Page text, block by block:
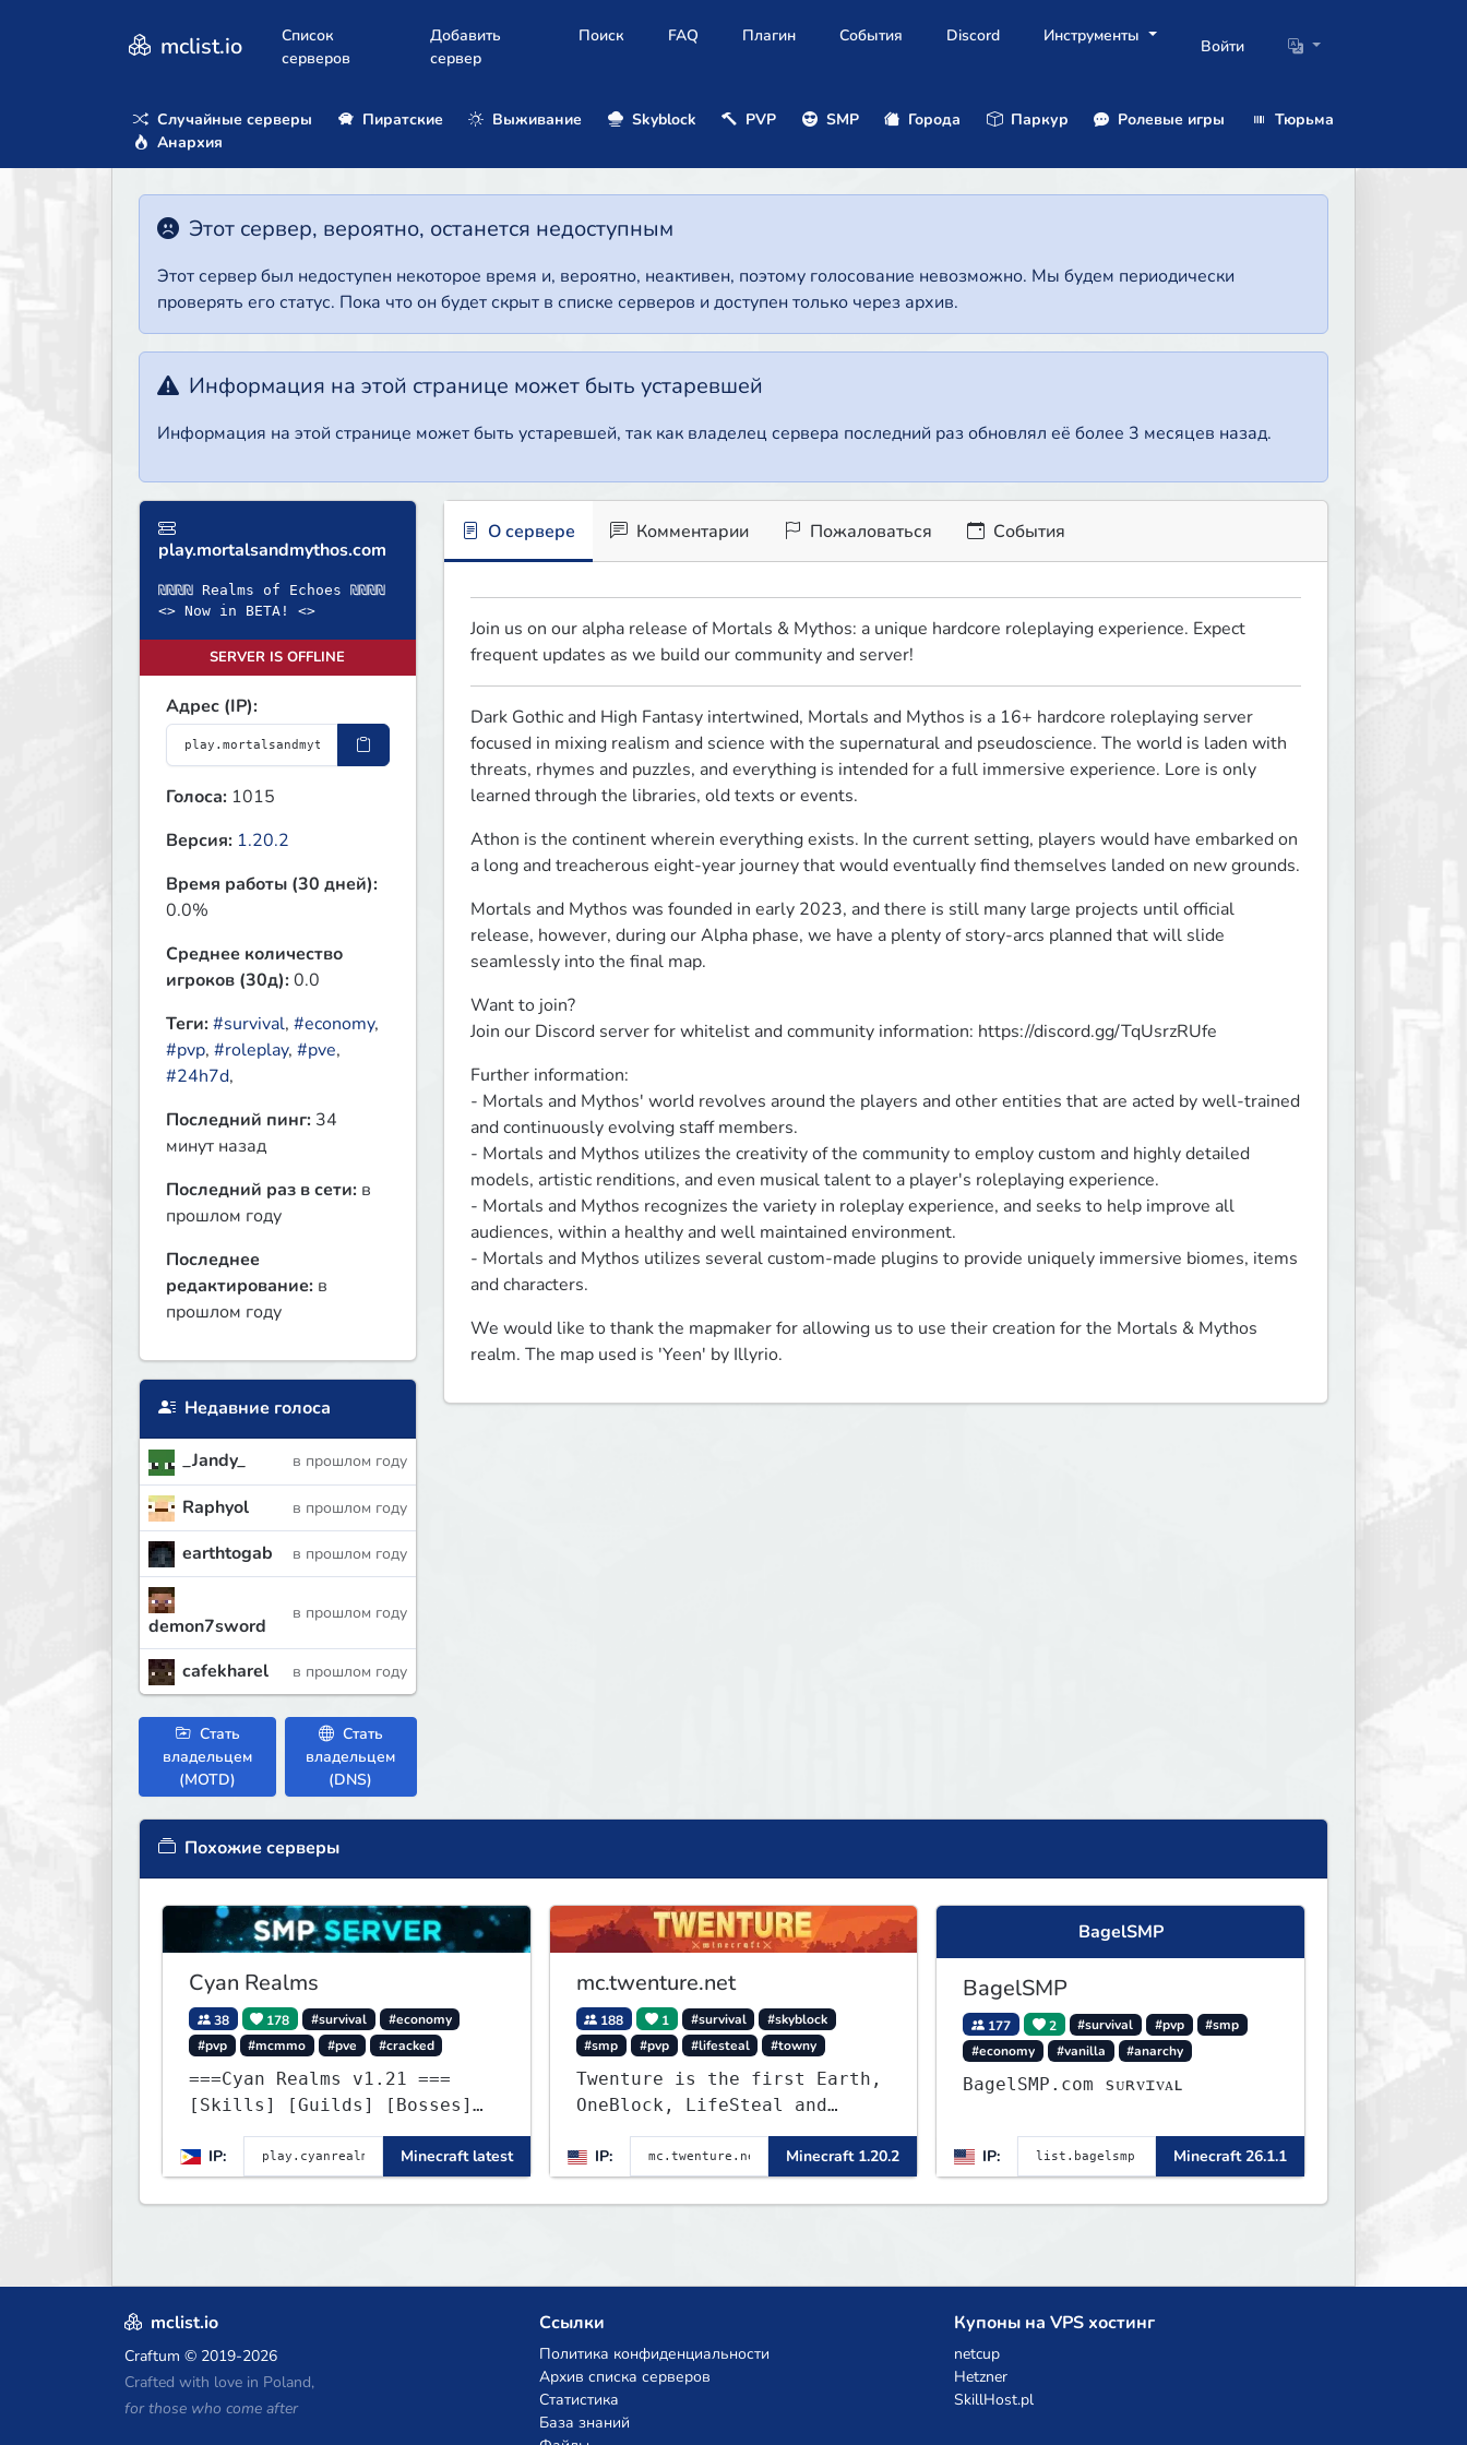
mclist.io
Список
серверов
Добавить
сервер
Поиск FAQ Плагин События Discord Инструменты
Войти
Случайные серверы Пиратские Выживание Skyblock PVP SMP Города Паркур Ролевые игры
Тюрьма
Анархия
Этот сервер, вероятно, останется недоступным
Этот сервер был недоступен некоторое время и, вероятно, неактивен, поэтому голосование невозможно. Мы будем периодически
проверять его статус. Пока что он будет скрыт в списке серверов и доступен только через архив.
Информация на этой странице может быть устаревшей
Информация на этой странице может быть устаревшей, так как владелец сервера последний раз обновлял её более 3 месяцев назад.
play.mortalsandmythos.com
₪₪₪₪ Realms of Echoes ₪₪₪₪
<> Now in BETA! <>
SERVER IS OFFLINE
Адрес (IP):
Голоса: 1015
Версия: 1.20.2
Время работы (30 дней):
0.0%
Среднее количество
игроков (30д):0.0
Теги:#survival, #economy,
#pvp, #roleplay, #pve,
#24h7d,
Последний пинг: 34
минут назад
Последний раз в сети: в
прошлом году
Последнее
редактирование: в
прошлом году
Недавние голоса
_Jandy_ в прошлом году
Raphyol в прошлом году
earthtogab в прошлом году
demon7sword
в прошлом году
cafekharel в прошлом году
Стать
владельцем
(MOTD)
Стать
владельцем
(DNS)
О сервере Комментарии Пожаловаться События
Join us on our alpha release of Mortals & Mythos: a unique hardcore roleplaying experience. Expect
frequent updates as we build our community and server!
Dark Gothic and High Fantasy intertwined, Mortals and Mythos is a 16+ hardcore roleplaying server
focused in mixing realism and science with the supernatural and pseudoscience. The world is laden with
threats, rhymes and puzzles, and everything is intended for a full immersive experience. Lore is only
learned through the libraries, old texts or events.
Athon is the continent wherein everything exists. In the current setting, players would have embarked on
a long and treacherous eight-year journey that would eventually find themselves landed on new grounds.
Mortals and Mythos was founded in early 2023, and there is still many large projects until official
release, however, during our Alpha phase, we have a plenty of story-arcs planned that will slide
seamlessly into the final map.
Want to join?
Join our Discord server for whitelist and community information: https://discord.gg/TqUsrzRUfe
Further information:
- Mortals and Mythos' world revolves around the players and other entities that are acted by well-trained
and continuously evolving staff members.
- Mortals and Mythos utilizes the creativity of the community to employ custom and highly detailed
models, artistic renditions, and even musical talent to a player's roleplaying experience.
- Mortals and Mythos recognizes the variety in roleplay experience, and seeks to help improve all
audiences, within a healthy and well maintained environment.
- Mortals and Mythos utilizes several custom-made plugins to provide uniquely immersive biomes, items
and characters.
We would like to thank the mapmaker for allowing us to use their creation for the Mortals & Mythos
realm. The map used is 'Yeen' by Illyrio.
Похожие серверы
Cyan Realms
38 178 #survival
#economy
#pvp
#mcmmo #pve #cracked
===Cyan Realms v1.21 ===
[Skills] [Guilds] [Bosses]
[Unique] [No Griefing]
IP:
Minecraft latest
mc.twenture.net
188 1 #survival
#skyblock
#smp
#pvp #lifesteal #towny
Twenture is the first Earth,
OneBlock, LifeSteal and
Survival Server set in
version 1.20 - 1.20.2. Get
ready to make memories that
you will never forget and
IP: Minecraft 1.20.2
BagelSMP
BagelSMP
177 2 #survival #pvp
#smp
#economy
#vanilla #anarchy
BagelSMP.com ѕᴜʀᴠɪᴠᴀʟ
IP: Minecraft 26.1.1
mclist.io
Craftum © 2019-2026
Crafted with love in Poland,
for those who come after
Ссылки
Политика конфиденциальности
Архив списка серверов
Статистика
База знаний
Купоны на VPS хостинг
netcup
Hetzner
SkillHost.pl